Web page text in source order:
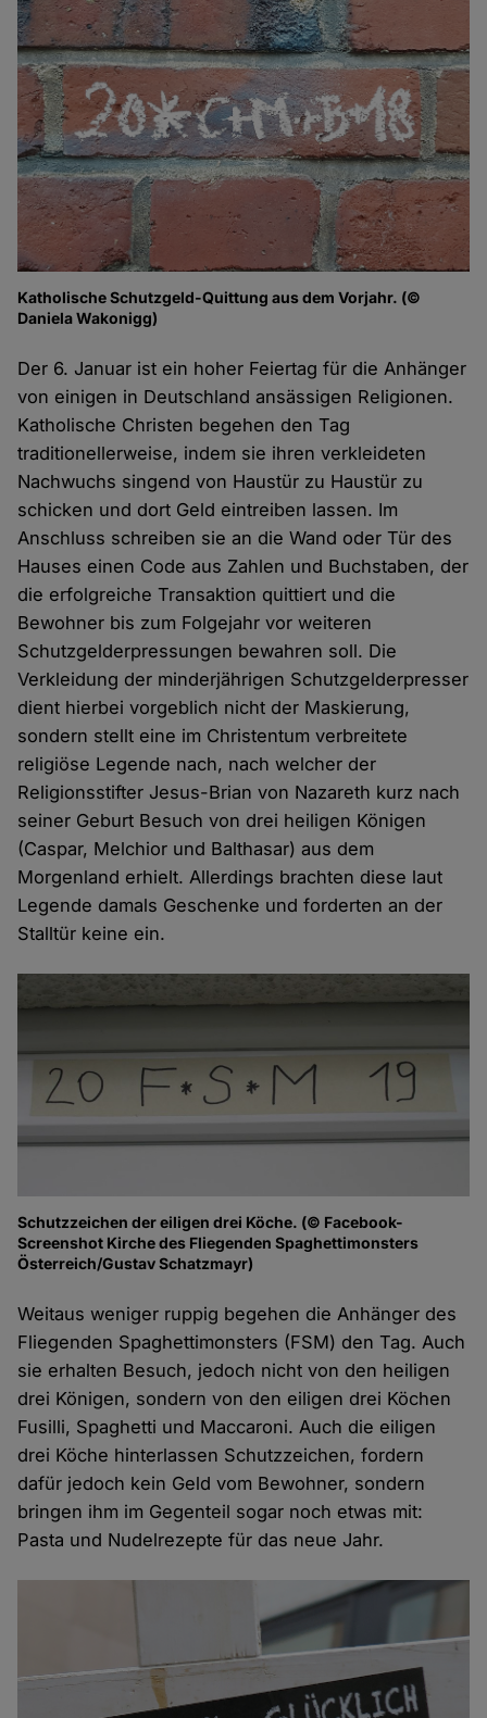
Katholische Schutzgeld-Quittung aus dem Vorjahr. (©
Daniela Wakonigg)
Der 6. Januar ist ein hoher Feiertag für die Anhänger
von einigen in Deutschland ansässigen Religionen.
Katholische Christen begehen den Tag
traditionellerweise, indem sie ihren verkleideten
Nachwuchs singend von Haustür zu Haustür zu
schicken und dort Geld eintreiben lassen. Im
Anschluss schreiben sie an die Wand oder Tür des
Hauses einen Code aus Zahlen und Buchstaben, der
die erfolgreiche Transaktion quittiert und die
Bewohner bis zum Folgejahr vor weiteren
Schutzgelderpressungen bewahren soll. Die
Verkleidung der minderjährigen Schutzgelderpresser
dient hierbei vorgeblich nicht der Maskierung,
sondern stellt eine im Christentum verbreitete
religiöse Legende nach, nach welcher der
Religionsstifter Jesus-Brian von Nazareth kurz nach
seiner Geburt Besuch von drei heiligen Königen
(Caspar, Melchior und Balthasar) aus dem
Morgenland erhielt. Allerdings brachten diese laut
Legende damals Geschenke und forderten an der
Stalltür keine ein.
Schutzzeichen der eiligen drei Köche. (© Facebook-
Screenshot Kirche des Fliegenden Spaghettimonsters
Österreich/Gustav Schatzmayr)
Weitaus weniger ruppig begehen die Anhänger des
Fliegenden Spaghettimonsters (FSM) den Tag. Auch
sie erhalten Besuch, jedoch nicht von den heiligen
drei Königen, sondern von den eiligen drei Köchen
Fusilli, Spaghetti und Maccaroni. Auch die eiligen
drei Köche hinterlassen Schutzzeichen, fordern
dafür jedoch kein Geld vom Bewohner, sondern
bringen ihm im Gegenteil sogar noch etwas mit:
Pasta und Nudelrezepte für das neue Jahr.